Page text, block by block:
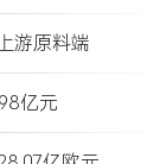
游原料端
亿元